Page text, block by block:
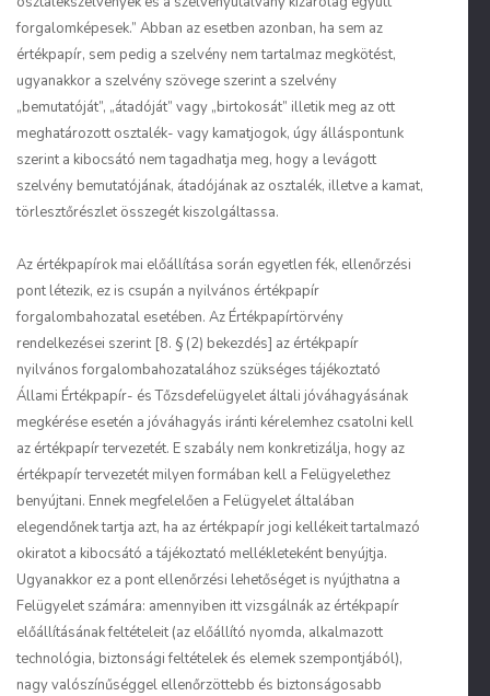
forgalomképesek.” Abban az esetben azonban, ha sem az
értékpapír, sem pedig a szelvény nem tartalmaz megkötést,
ugyanakkor a szelvény szövege szerint a szelvény
„bemutatóját”, „átadóját” vagy „birtokosát” illetik meg az ott
meghatározott osztalék- vagy kamatjogok, úgy álláspontunk
szerint a kibocsátó nem tagadhatja meg, hogy a levágott
szelvény bemutatójának, átadójának az osztalék, illetve a kamat,
törlesztőrészlet összegét kiszolgáltassa.
Az értékpapírok mai előállítása során egyetlen fék, ellenőrzési
pont létezik, ez is csupán a nyilvános értékpapír
forgalombahozatal esetében. Az Értékpapírtörvény
rendelkezései szerint [8. § (2) bekezdés] az értékpapír
nyilvános forgalombahozatalához szükséges tájékoztató
Állami Értékpapír- és Tőzsdefelügyelet általi jóváhagyásának
megkérése esetén a jóváhagyás iránti kérelemhez csatolni kell
az értékpapír tervezetét. E szabály nem konkretizálja, hogy az
értékpapír tervezetét milyen formában kell a Felügyelethez
benyújtani. Ennek megfelelően a Felügyelet általában
elegendőnek tartja azt, ha az értékpapír jogi kellékeit tartalmazó
okiratot a kibocsátó a tájékoztató mellékleteként benyújtja.
Ugyanakkor ez a pont ellenőrzési lehetőséget is nyújthatna a
Felügyelet számára: amennyiben itt vizsgálnák az értékpapír
előállításának feltételeit (az előállító nyomda, alkalmazott
technológia, biztonsági feltételek és elemek szempontjából),
nagy valószínűséggel ellenőrzöttebb és biztonságosabb